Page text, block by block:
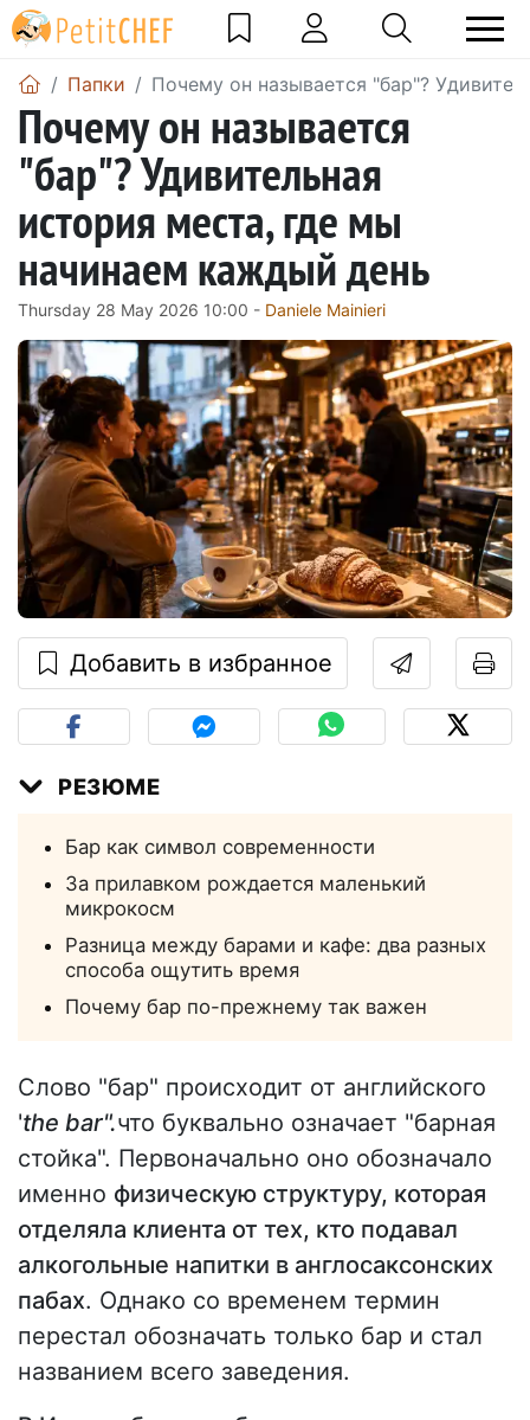
Папки Почему он называется "бар"?
Почему он называется
"бар"? Удивительная
история места, где мы
начинаем каждый день
Thursday 28 May 2026 10:00 - Daniele Mainieri
Добавить в избранное
РЕЗЮМЕ
Бар как символ современности
За прилавком рождается маленький
микрокосм
Разница между барами и кафе: два разных
способа ощутить время
Почему бар по-прежнему так важен
Слово "бар" происходит от английского
'the bar".что буквально означает "барная
стойка". Первоначально оно обозначало
именно физическую структуру, которая
отделяла клиента от тех, кто подавал
алкогольные напитки в англосаксонских
пабах. Однако со временем термин
перестал обозначать только бар и стал
названием всего заведения.